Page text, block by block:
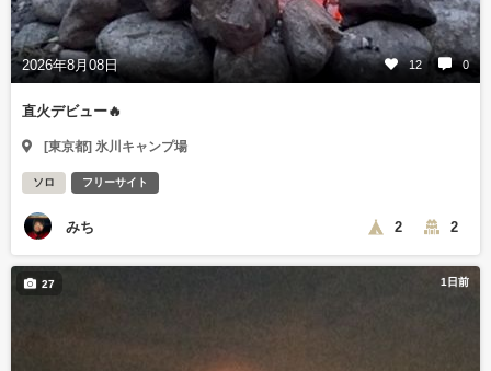
2026年8月08日 12 0
直火デビュー🔥
[東京都] 氷川キャンプ場
ソロ フリーサイト
みち 2 2
1日前
27